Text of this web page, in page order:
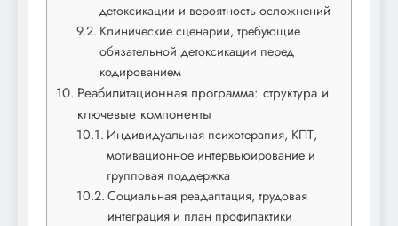
детоксикации и вероятность осложнений
Клинические сценарии, требующие
обязательной детоксикации перед
кодированием
Реабилитационная программа: структура и
ключевые компоненты
Индивидуальная психотерапия, КПТ,
мотивационное интервьюирование и
групповая поддержка
Социальная реадаптация, трудовая
интеграция и план профилактики